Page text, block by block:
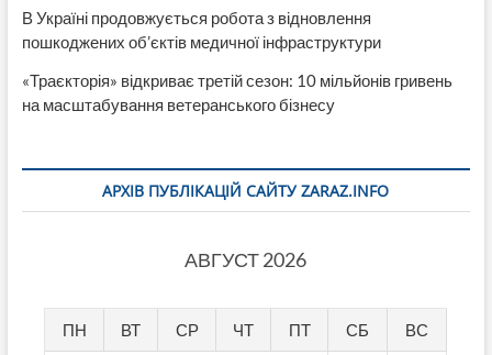
В Україні продовжується робота з відновлення
пошкоджених об’єктів медичної інфраструктури
«Траєкторія» відкриває третій сезон: 10 мільйонів гривень
на масштабування ветеранського бізнесу
АРХІВ ПУБЛІКАЦІЙ САЙТУ ZARAZ.INFO
АВГУСТ 2026
ПН ВТ СР ЧТ ПТ СБ ВС